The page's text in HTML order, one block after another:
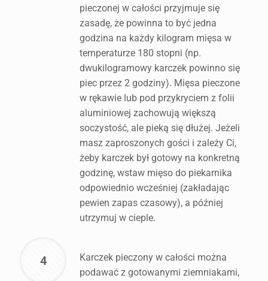
pieczonej w całości przyjmuje się
zasadę, że powinna to być jedna
godzina na każdy kilogram mięsa w
temperaturze 180 stopni (np.
dwukilogramowy karczek powinno się
piec przez 2 godziny). Mięsa pieczone
w rękawie lub pod przykryciem z folii
aluminiowej zachowują większą
soczystość, ale pieką się dłużej. Jeżeli
masz zaproszonych gości i zależy Ci,
żeby karczek był gotowy na konkretną
godzinę, wstaw mięso do piekarnika
odpowiednio wcześniej (zakładając
pewien zapas czasowy), a później
utrzymuj w cieple.
4
Karczek pieczony w całości można
podawać z gotowanymi ziemniakami,